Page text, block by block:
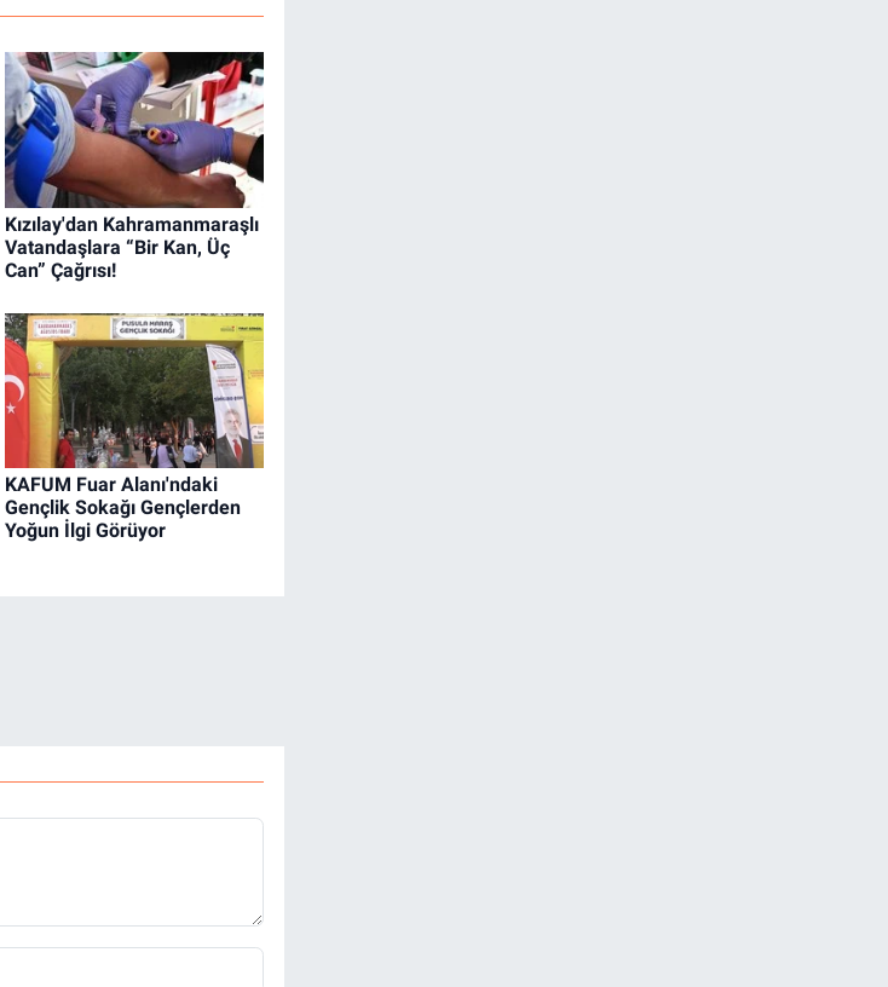
Kızılay'dan Kahramanmaraşlı
Vatandaşlara “Bir Kan, Üç
Can” Çağrısı!
KAFUM Fuar Alanı'ndaki
Gençlik Sokağı Gençlerden
Yoğun İlgi Görüyor